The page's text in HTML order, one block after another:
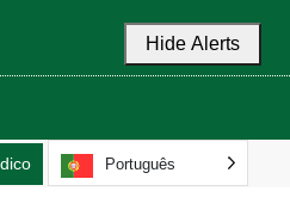
Hide Alerts
Português